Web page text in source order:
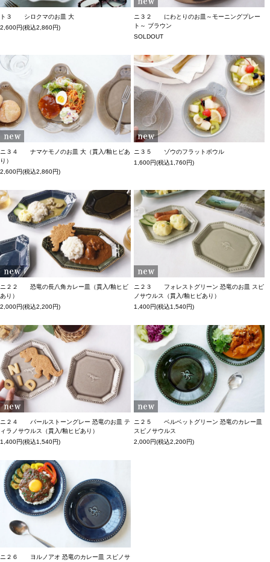
ト３ シロクマのお皿 大
2,600円(税込2,860円)
ニ３２ にわとりのお皿～モーニングプレー
ト～ ブラウン
SOLDOUT
ニ３４ ナマケモノのお皿 大（貫入/釉ヒビあ
り）
2,600円(税込2,860円)
ニ３５ ゾウのフラットボウル
1,600円(税込1,760円)
ニ２２ 恐竜の長八角カレー皿（貫入/釉ヒビ
あり）
2,000円(税込2,200円)
ニ２３ フォレストグリーン 恐竜のお皿 スピ
ノサウルス（貫入/釉ヒビあり）
1,400円(税込1,540円)
ニ２４ パールストーングレー 恐竜のお皿 テ
ィラノサウルス（貫入/釉ヒビあり）
1,400円(税込1,540円)
ニ２５ ベルベットグリーン 恐竜のカレー皿
スピノサウルス
2,000円(税込2,200円)
ニ２６ ヨルノアオ 恐竜のカレー皿 スピノサ